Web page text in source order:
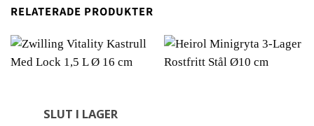
RELATERADE PRODUKTER
SLUT I LAGER